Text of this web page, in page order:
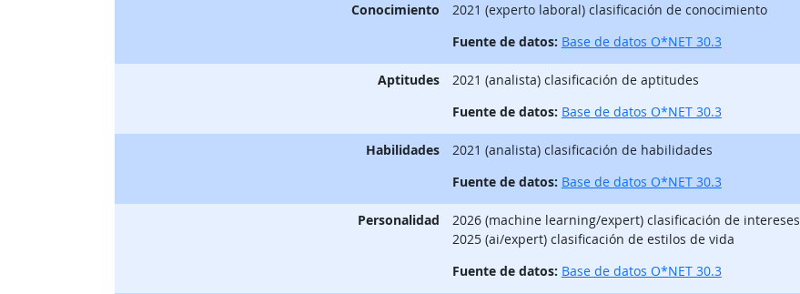
Conocimiento
2021 (experto laboral) clasificación de conocimiento
Fuente de datos: Base de datos O*NET 30.3
Aptitudes
2021 (analista) clasificación de aptitudes
Fuente de datos: Base de datos O*NET 30.3
Habilidades
2021 (analista) clasificación de habilidades
Fuente de datos: Base de datos O*NET 30.3
Personalidad
2026 (machine learning/expert) clasificación de intereses
2025 (ai/expert) clasificación de estilos de vida
Fuente de datos: Base de datos O*NET 30.3